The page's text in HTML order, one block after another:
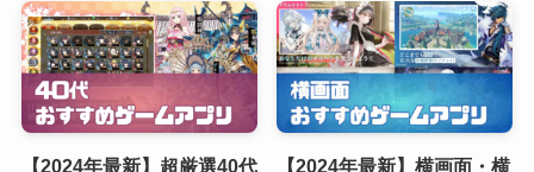
【2024年最新】超厳選40代
【2024年最新】横画面・横